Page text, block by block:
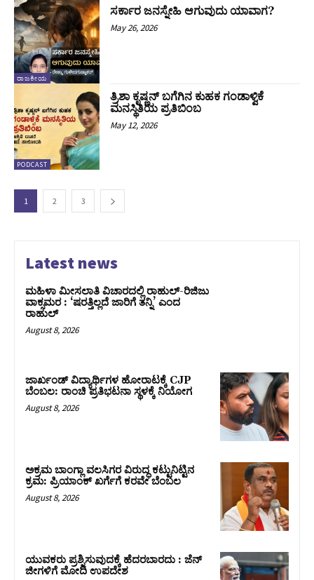
ರಾಜಕೀಯ
ಸರ್ಕಾರ ಜನಸ್ನೇಹಿ ಆಗುವುದು ಯಾವಾಗ?
May 26, 2026
PODCAST
ತ್ರಿಶಾ ಕೃಷ್ಣನ್ ಬಗೆಗಿನ ಕುಹಕ ಗಂಡಾಳ್ವಿಕೆ
ಮನಸ್ಥಿತಿಯ ಪ್ರತಿಬಿಂಬ
May 12, 2026
1 2 3
Latest news
ಮಹಿಳಾ ಮೀಸಲಾತಿ ವಿಚಾರದಲ್ಲಿ ರಾಹುಲ್‌-ರಿಜಿಜು
ವಾಕ್ಸಮರ : ‘ಷರತ್ತಿಲ್ಲದೆ ಜಾರಿಗೆ ತನ್ನಿ’ ಎಂದ
ರಾಹುಲ್‌
August 8, 2026
ಜಾರ್ಖಂಡ್‌ ವಿದ್ಯಾರ್ಥಿಗಳ ಹೋರಾಟಕ್ಕೆ CJP
ಬೆಂಬಲ: ರಾಂಚಿ ಪ್ರತಿಭಟನಾ ಸ್ಥಳಕ್ಕೆ ನಿಯೋಗ
August 8, 2026
ಅಕ್ರಮ ಬಾಂಗ್ಲಾ ವಲಸಿಗರ ವಿರುದ್ಧ ಕಟ್ಟುನಿಟ್ಟಿನ
ಕ್ರಮ: ಪ್ರಿಯಾಂಕ್ ಖರ್ಗೆಗೆ ಕರವೇ ಬೆಂಬಲ
August 8, 2026
ಯುವಕರು ಪ್ರಶ್ನಿಸುವುದಕ್ಕೆ ಹೆದರಬಾರದು : ಜೆನ್‌
ಜೀಗಳಿಗೆ ಮೋದಿ ಉಪದೇಶ